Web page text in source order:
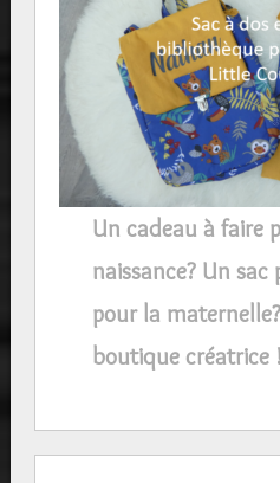
Un cadeau à faire
naissance? Un sac
pour la
boutique créatrice !